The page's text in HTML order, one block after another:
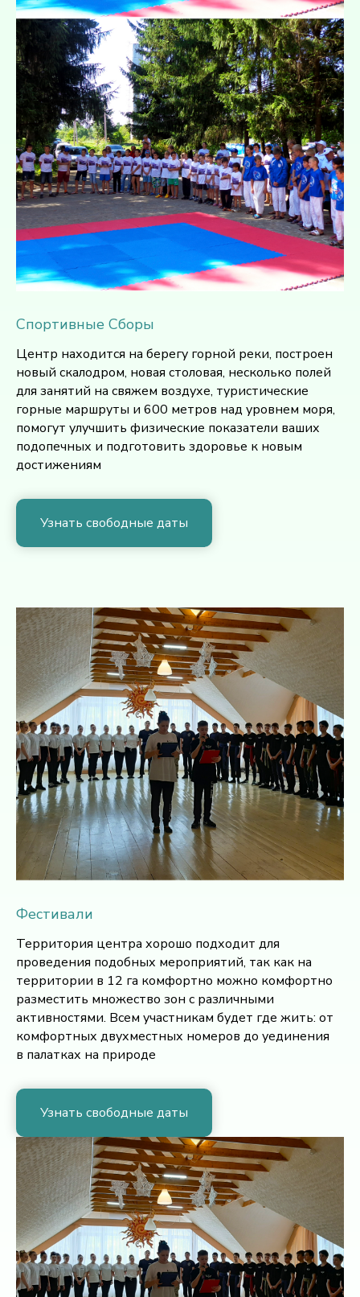
Спортивные Сборы
Центр находится на берегу горной реки, построен
новый скалодром, новая столовая, несколько полей
для занятий на свяжем воздухе, туристические
горные маршруты и 600 метров над уровнем моря,
помогут улучшить физические показатели ваших
подопечных и подготовить здоровье к новым
достижениям
Узнать свободные даты
Фестивали
Территория центра хорошо подходит для
проведения подобных мероприятий, так как на
территории в 12 га комфортно можно комфортно
разместить множество зон с различными
активностями. Всем участникам будет где жить: от
комфортных двухместных номеров до уединения
в палатках на природе
Узнать свободные даты